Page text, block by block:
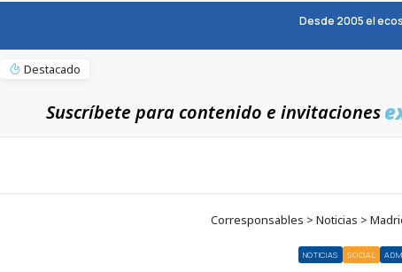
Desde 2005 el
Destacado
Suscríbete para contenido e invitaciones
Corresponsables > Noticias >
NOTICIAS SOCIAL